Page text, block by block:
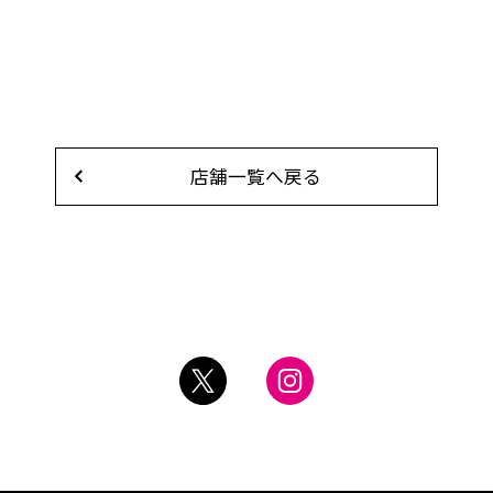
店舗一覧へ戻る